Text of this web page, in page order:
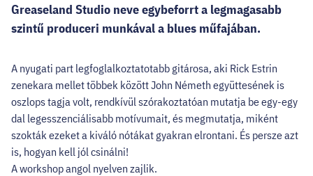
Greaseland Studio neve egybeforrt a legmagasabb
szintű produceri munkával a blues műfajában.
A nyugati part legfoglalkoztatotabb gitárosa, aki Rick Estrin
zenekara mellet többek között John Németh együttesének is
oszlops tagja volt, rendkívül szórakoztatóan mutatja be egy-egy
dal legesszenciálisabb motívumait, és megmutatja, miként
szokták ezeket a kiváló nótákat gyakran elrontani. És persze azt
is, hogyan kell jól csinálni!
A workshop angol nyelven zajlik.